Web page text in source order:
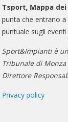
Tsport, Mappa
punta che entrano
puntuale sugli
Sport&Impianti è
Tribunale di Monza
Direttore
Privacy policy